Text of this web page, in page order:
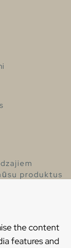
the content
features and
produktus